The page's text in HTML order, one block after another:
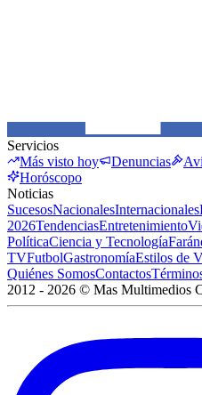
Servicios
Más visto hoy
Denuncias
Horóscopo
Noticias
SucesosNacionalesInternacionales
2026TendenciasEntretenimiento
PolíticaCiencia y Tecnología
TVFutbolGastronomíaEstilos de
Quiénes SomosContactos
2012 - 2026 © Mas Multimedios